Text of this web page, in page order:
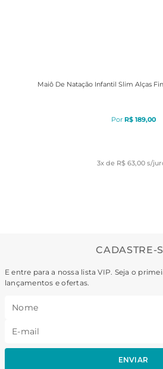
Maiô De Natação Infantil Slim Alças
R$ 189,00
3x de R$ 63,00 s/
CADASTRE-
E entre para a nossa lista VIP. Seja o
lançamentos e ofertas.
ENVIAR